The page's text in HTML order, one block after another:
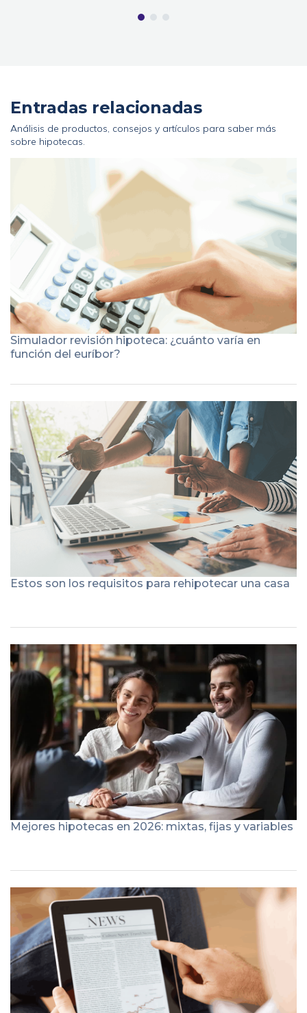
Entradas relacionadas
Análisis de productos, consejos y artículos para saber más
sobre hipotecas.
Simulador revisión hipoteca: ¿cuánto varía en
función del euríbor?
Estos son los requisitos para rehipotecar una casa
Mejores hipotecas en 2026: mixtas, fijas y variables